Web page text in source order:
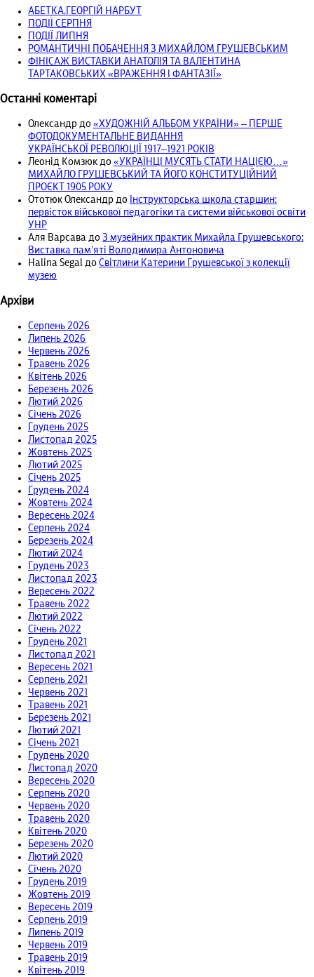
АБЕТКА.ГЕОРГІЙ НАРБУТ
ПОДІЇ СЕРПНЯ
ПОДІЇ ЛИПНЯ
РОМАНТИЧНІ ПОБАЧЕННЯ З МИХАЙЛОМ ГРУШЕВСЬКИМ
ФІНІСАЖ ВИСТАВКИ АНАТОЛІЯ ТА ВАЛЕНТИНА
ТАРТАКОВСЬКИХ «ВРАЖЕННЯ І ФАНТАЗІЇ»
Останні коментарі
Олександр до «ХУДОЖНІЙ АЛЬБОМ УКРАЇНИ» – ПЕРШЕ
ФОТОДОКУМЕНТАЛЬНЕ ВИДАННЯ
УКРАЇНСЬКОЇ РЕВОЛЮЦІЇ 1917‒1921 РОКІВ
Леонід Комзюк до «УКРАЇНЦІ МУСЯТЬ СТАТИ НАЦІЄЮ…»
МИХАЙЛО ГРУШЕВСЬКИЙ ТА ЙОГО КОНСТИТУЦІЙНИЙ
ПРОЄКТ 1905 РОКУ
Ототюк Олександр до Інструкторська школа старшин:
первісток військової педагогіки та системи військової освіти
УНР
Аля Варсава до З музейних практик Михайла Грушевського:
Виставка пам’яті Володимира Антоновича
Halina Segal до Світлини Катерини Грушевської з колекції
музею
Архіви
Серпень 2026
Липень 2026
Червень 2026
Травень 2026
Квітень 2026
Березень 2026
Лютий 2026
Січень 2026
Грудень 2025
Листопад 2025
Жовтень 2025
Лютий 2025
Січень 2025
Грудень 2024
Жовтень 2024
Вересень 2024
Серпень 2024
Березень 2024
Лютий 2024
Грудень 2023
Листопад 2023
Вересень 2022
Травень 2022
Лютий 2022
Січень 2022
Грудень 2021
Листопад 2021
Вересень 2021
Серпень 2021
Червень 2021
Травень 2021
Березень 2021
Лютий 2021
Січень 2021
Грудень 2020
Листопад 2020
Вересень 2020
Серпень 2020
Червень 2020
Травень 2020
Квітень 2020
Березень 2020
Лютий 2020
Січень 2020
Грудень 2019
Жовтень 2019
Вересень 2019
Серпень 2019
Липень 2019
Червень 2019
Травень 2019
Квітень 2019